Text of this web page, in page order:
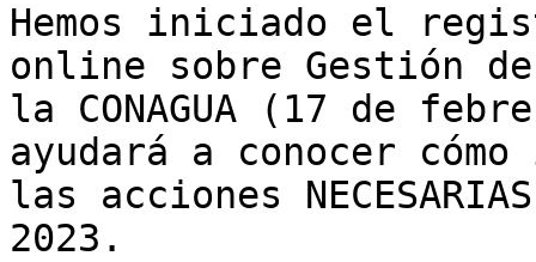
Hemos iniciado el
online sobre Gestión de
la CONAGUA (17 de
ayudará a conocer
las acciones
2023.